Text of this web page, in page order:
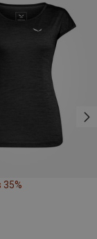
35%